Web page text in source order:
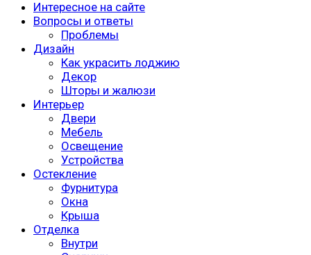
Интересное на сайте
Вопросы и ответы
Проблемы
Дизайн
Как украсить лоджию
Декор
Шторы и жалюзи
Интерьер
Двери
Мебель
Освещение
Устройства
Остекление
Фурнитура
Окна
Крыша
Отделка
Внутри